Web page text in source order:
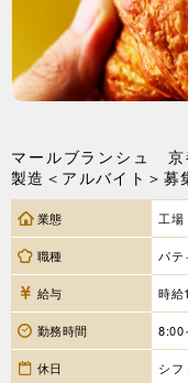
マールブランシュ 京
製造＜アルバイト＞募
業態 工場
職種 パテ
給与 時給
勤務時間
休日 シフ